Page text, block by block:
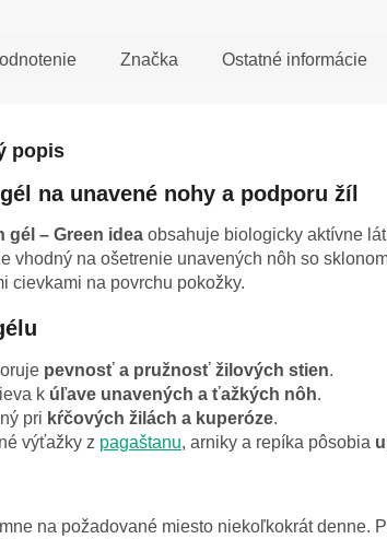
Značka Ostatné informácie
popis
na unavené nohy a podporu žíl
gél – Green idea obsahuje biologicky aktívne
vhodný na ošetrenie unavených nôh so
cievkami na povrchu pokožky.
pevnosť a pružnosť žilových stien.
k úľave unavených a ťažkých nôh.
pri kŕčových žilách a kuperóze.
výťažky z pagaštanu, arniky a repíka pôsobia
na požadované miesto niekoľkokrát denne.